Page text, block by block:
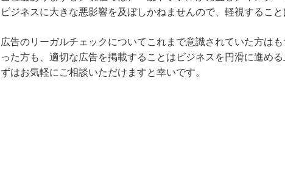
ビジネスに大きな悪影響を及ぼしかねませんので、軽視すること
広告のリーガルチェックについてこれまで意識されていた方は
った方も、適切な広告を掲載することはビジネスを円滑に進め
ずはお気軽にご相談いただけますと幸いです。